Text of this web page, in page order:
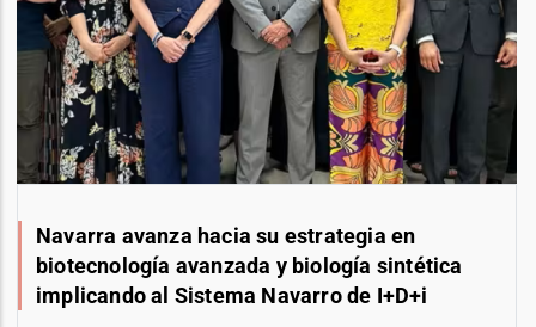
Navarra avanza hacia su estrategia en
biotecnología avanzada y biología sintética
implicando al Sistema Navarro de I+D+i